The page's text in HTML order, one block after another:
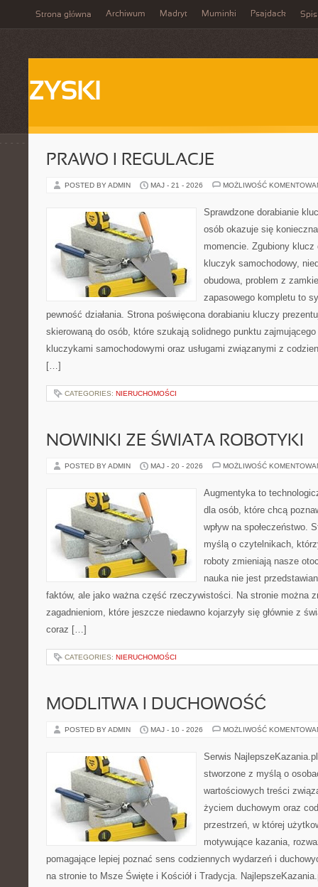
Strona główna Archiwum Madryt Muminki Psajdack Spis
ZYSKI
PRAWO I REGULACJE
POSTED BY ADMIN MAJ - 21 - 2026 MOŻLIWOŚĆ
Sprawdzone dorabianie
osób okazuje się
momencie. Zgubiony
kluczyk samochodowy,
obudowa, problem z
zapasowego kompletu to
pewność działania. Strona poświęcona dorabianiu kluczy
skierowaną do osób, które szukają solidnego punktu
kluczykami samochodowymi oraz usługami związanymi z
[…]
CATEGORIES: NIERUCHOMOŚCI
NOWINKI ZE ŚWIATA ROBOTYKI
POSTED BY ADMIN MAJ - 20 - 2026 MOŻLIWOŚĆ
Augmentyka to
dla osób, które chcą
wpływ na społeczeństwo.
myślą o czytelnikach,
roboty zmieniają nasze
nauka nie jest
faktów, ale jako ważna część rzeczywistości. Na stronie można
zagadnieniom, które jeszcze niedawno kojarzyły się głównie z
coraz […]
CATEGORIES: NIERUCHOMOŚCI
MODLITWA I DUCHOWOŚĆ
POSTED BY ADMIN MAJ - 10 - 2026 MOŻLIWOŚĆ
Serwis
stworzone z myślą o
wartościowych treści
życiem duchowym oraz
przestrzeń, w której
motywujące kazania,
pomagające lepiej poznać sens codziennych wydarzeń i
na stronie to Msze Święte i Kościół i Tradycja.